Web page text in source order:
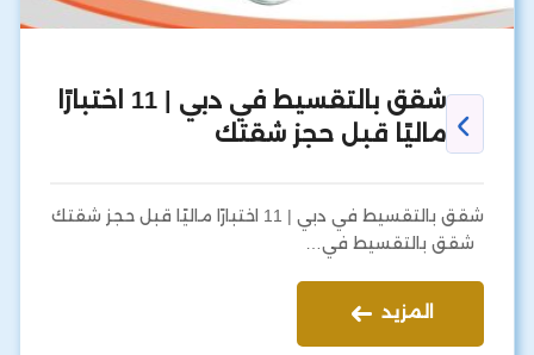
شقق بالتقسيط في دبي | 11 اختبارًا
ماليًا قبل حجز شقتك
شقق بالتقسيط في دبي | 11 اختبارًا ماليًا قبل حجز شقتك
شقق بالتقسيط في…
المزيد